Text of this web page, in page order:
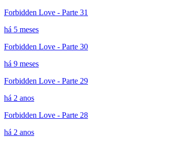
Forbidden Love - Parte 31
há 5 meses
Forbidden Love - Parte 30
há 9 meses
Forbidden Love - Parte 29
há 2 anos
Forbidden Love - Parte 28
há 2 anos